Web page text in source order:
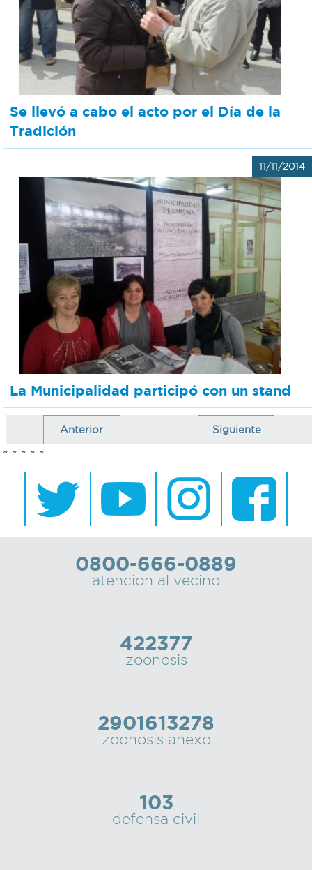
Se llevó a cabo el acto por el Día de la
Tradición
11/11/2014
La Municipalidad participó con un stand
Anterior Siguiente
~ ~ ~ ~ ~
0800-666-0889
atencion al vecino
422377
zoonosis
2901613278
zoonosis anexo
103
defensa civil